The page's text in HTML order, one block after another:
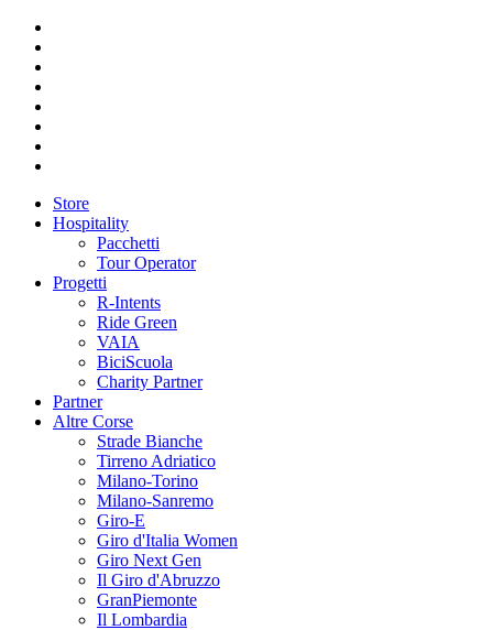
Store
Hospitality
Pacchetti
Tour Operator
Progetti
R-Intents
Ride Green
VAIA
BiciScuola
Charity Partner
Partner
Altre Corse
Strade Bianche
Tirreno Adriatico
Milano-Torino
Milano-Sanremo
Giro-E
Giro d'Italia Women
Giro Next Gen
Il Giro d'Abruzzo
GranPiemonte
Il Lombardia